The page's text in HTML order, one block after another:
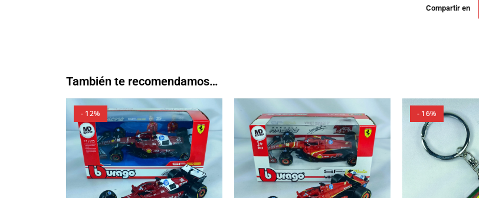
Compartir en
También te recomendamos…
- 12% - 16%